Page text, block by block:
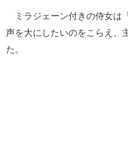
ミラジェーン付きの侍女は
声を大にしたいのをこらえ、
た。